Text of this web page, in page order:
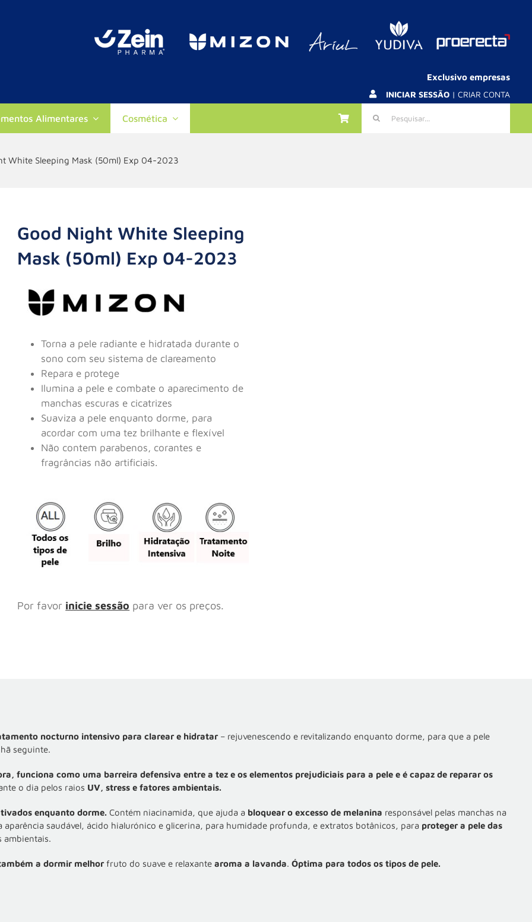
Exclusivo empresas
INICIAR SESSÃO | CRIAR CONTA
Alimentares Cosmética
White Sleeping Mask (50ml) Exp 04-2023
Good Night White Sleeping
Mask (50ml) Exp 04-2023
Torna a pele radiante e hidratada durante o
sono com seu sistema de clareamento
Repara e protege
Ilumina a pele e combate o aparecimento de
manchas escuras e cicatrizes
Suaviza a pele enquanto dorme, para
acordar com uma tez brilhante e flexível
Não contem parabenos, corantes e
fragrâncias não artificiais.
Por favor inicie sessão para ver os preços.
nocturno intensivo para clarear e hidratar– rejuvenescendo e revitalizando enquanto dorme, para que a pele
seguinte.
funciona como uma barreira defensiva entre a tez e os elementos prejudiciais para a pele e é capaz de reparar os
o dia pelos raios UV, stress e fatores ambientais.
enquanto dorme. Contém niacinamida, que ajuda a bloquear o excesso de melanina responsável pelas manchas na
aparência saudável, ácido hialurónico e glicerina, para humidade profunda, e extratos botânicos, para proteger a pele das
a dormir melhorfruto do suave e relaxante aroma a lavanda. Óptima para todos os tipos de pele.